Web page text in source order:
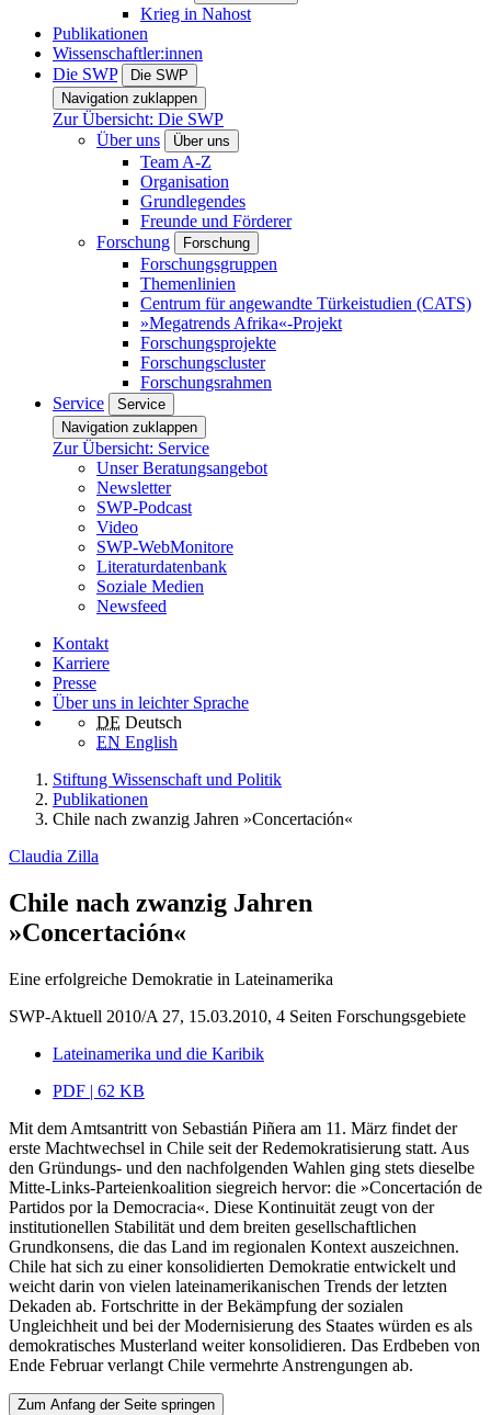
Krieg in Nahost
Publikationen
Wissenschaftler:innen
Die SWP
Die SWP
Navigation zuklappen
Zur Übersicht: Die SWP
Über uns
Über uns
Team A-Z
Organisation
Grundlegendes
Freunde und Förderer
Forschung
Forschung
Forschungsgruppen
Themenlinien
Centrum für angewandte Türkeistudien (CATS)
»Megatrends Afrika«-Projekt
Forschungsprojekte
Forschungscluster
Forschungsrahmen
Service
Service
Navigation zuklappen
Zur Übersicht: Service
Unser Beratungsangebot
Newsletter
SWP-Podcast
Video
SWP-WebMonitore
Literaturdatenbank
Soziale Medien
Newsfeed
Kontakt
Karriere
Presse
Über uns in leichter Sprache
DE Deutsch
EN English
Stiftung Wissenschaft und Politik
Publikationen
Chile nach zwanzig Jahren »Concertación«
Claudia Zilla
Chile nach zwanzig Jahren
»Concertación«
Eine erfolgreiche Demokratie in Lateinamerika
SWP-Aktuell 2010/A 27, 15.03.2010, 4 Seiten Forschungsgebiete
Lateinamerika und die Karibik
PDF | 62 KB
Mit dem Amtsantritt von Sebastián Piñera am 11. März findet der
erste Machtwechsel in Chile seit der Redemokratisierung statt. Aus
den Gründungs- und den nachfolgenden Wahlen ging stets dieselbe
Mitte-Links-Parteienkoalition siegreich hervor: die »Concertación de
Partidos por la Democracia«. Diese Kontinuität zeugt von der
institutionellen Stabilität und dem breiten gesellschaftlichen
Grundkonsens, die das Land im regionalen Kontext auszeichnen.
Chile hat sich zu einer konsolidierten Demokratie entwickelt und
weicht darin von vielen lateinamerikanischen Trends der letzten
Dekaden ab. Fortschritte in der Bekämpfung der sozialen
Ungleichheit und bei der Modernisierung des Staates würden es als
demokratisches Musterland weiter konsolidieren. Das Erdbeben von
Ende Februar verlangt Chile vermehrte Anstrengungen ab.
Zum Anfang der Seite springen